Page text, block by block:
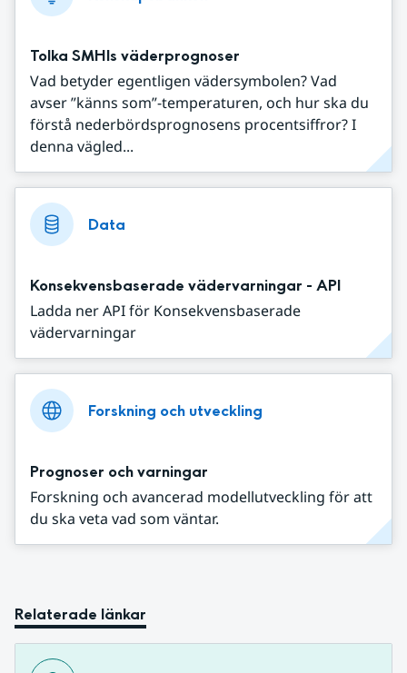
Tolka SMHIs väderprognoser
Vad betyder egentligen vädersymbolen? Vad
avser ”känns som”-temperaturen, och hur ska du
förstå nederbördsprognosens procentsiffror? I
denna vägled...
Data
Konsekvensbaserade vädervarningar - API
Ladda ner API för Konsekvensbaserade
vädervarningar
Forskning och utveckling
Prognoser och varningar
Forskning och avancerad modellutveckling för att
du ska veta vad som väntar.
Relaterade länkar